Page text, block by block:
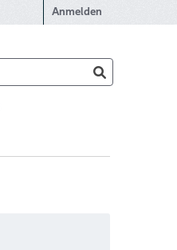
Anmelden